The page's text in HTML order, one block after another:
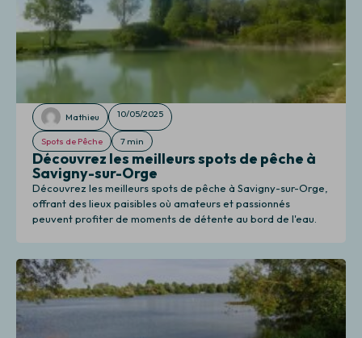
Mathieu 10/05/2025
Spots de Pêche 7 min
Découvrez les meilleurs spots de pêche à
Savigny-sur-Orge
Découvrez les meilleurs spots de pêche à Savigny-sur-Orge,
offrant des lieux paisibles où amateurs et passionnés
peuvent profiter de moments de détente au bord de l'eau.